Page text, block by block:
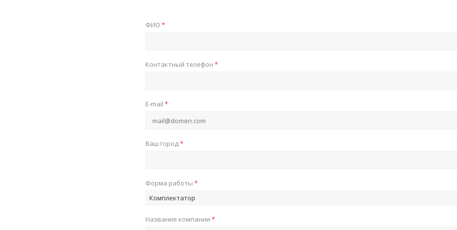
ФИО *
Контактный телефон *
E-mail *
Ваш город*
Форма работы *
Комплектатор
Название компании *